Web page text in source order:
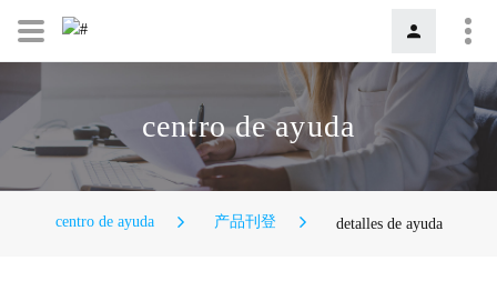
centro de ayuda
centro de ayuda 产品刊登 detalles de ayuda